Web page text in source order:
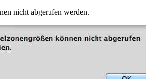
osx
auf
10.7.4
nicht abgerufen werden.